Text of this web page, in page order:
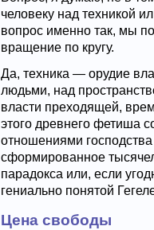
человеку над техникой
вопрос именно так, мы
вращение по кругу.
Да, техника — орудие
людьми, над
власти преходящей,
этого древнего фетиша
отношениями
сформированное
парадокса или, если
гениально понятой
Цена свободы